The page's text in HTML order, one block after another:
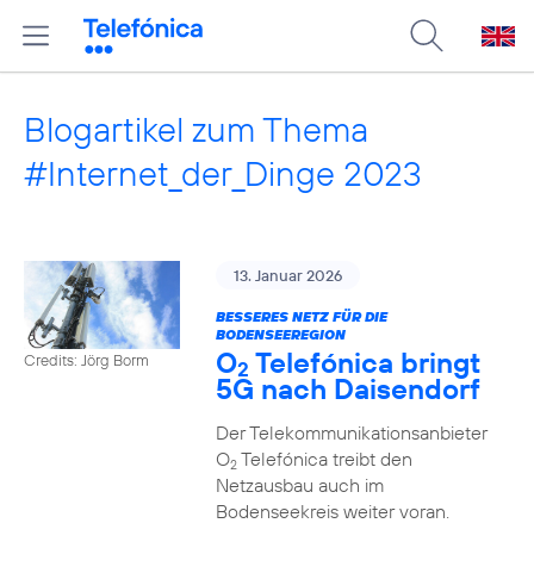
Blogartikel zum Thema
#Internet_der_Dinge 2023
Credits: Jörg Borm
13. Januar 2026
BESSERES NETZ FÜR DIE
BODENSEEREGION
O2 Telefónica bringt
5G nach Daisendorf
Der Telekommunikationsanbieter
O2Telefónica treibt den
Netzausbau auch im
Bodenseekreis weiter voran.